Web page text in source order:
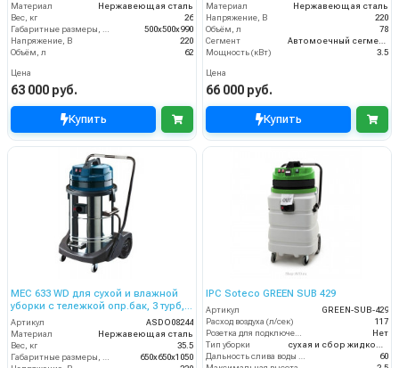
Материал
Нержавеющая сталь
Вес, кг
26
500х500х990
Напряжение, В
220
Объём, л
62
Цена
63 000 руб.
Купить
Материал
Нержавеющая сталь
Напряжение, В
220
Объём, л
78
Сегмент
Мощность (кВт)
3.5
Цена
66 000 руб.
Купить
MEC 633 WD для сухой и влажной
уборки с тележкой опр.бак, 3 турб,
3500 Вт, 78 л.полн.компл.
Артикул
ASDO08244
Материал
Нержавеющая сталь
Вес, кг
35.5
650х650х1050
IPC Soteco GREEN SUB 429
Артикул
GREEN-SUB-429
Расход воздуха (л/сек)
117
Нет
Тип уборки
60